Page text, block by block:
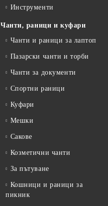
Инструменти
Чанти, раници и куфари
Чанти и раници за лаптоп
Пазарски чанти и торби
Чанти за документи
Спортни раници
Куфари
Мешки
Сакове
Козметични чанти
За пътуване
Кошници и раници за
пикник